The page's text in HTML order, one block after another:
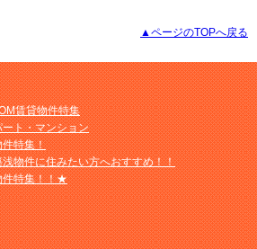
▲ページのTOPへ戻る
賃貸物件特集
ト・マンション
件特集！
物件に住みたい方へおすすめ！！
特集！！★